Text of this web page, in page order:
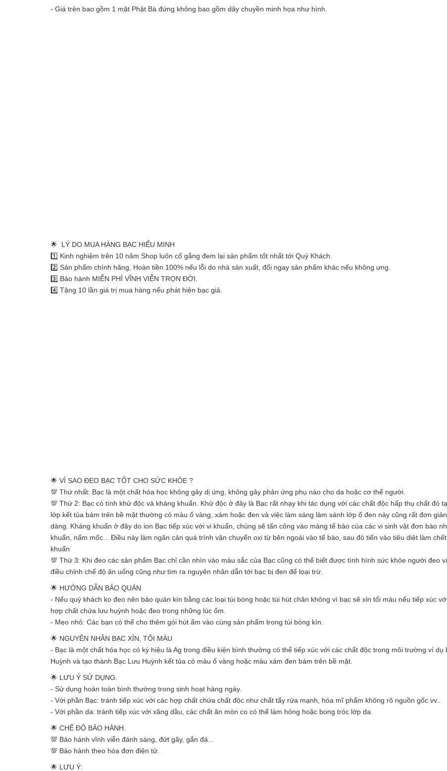
- Giá trên bao gồm 1 mặt Phật Bà đứng không bao gồm dây chuyền minh họa như hình.
🌟 LÝ DO MUA HÀNG BẠC HIỂU MINH
1️⃣ Kinh nghiệm trên 10 năm Shop luôn cố gắng đem lại sản phẩm tốt nhất tới Quý Khách.
2️⃣ Sản phẩm chính hãng, Hoàn tiền 100% nếu lỗi do nhà sản xuất, đổi ngay sản phẩm khác nếu không ưng.
3️⃣ Bảo hành MIỄN PHÍ VĨNH VIỄN TRỌN ĐỜI.
4️⃣ Tặng 10 lần giá trị mua hàng nếu phát hiện bạc giả.
🌟 VÌ SAO ĐEO BẠC TỐT CHO SỨC KHỎE ?
💯 Thứ nhất: Bạc là một chất hóa học không gây dị ứng, không gây phản ứng phụ nào cho da hoặc cơ thể người.
💯 Thứ 2: Bạc có tính khử độc và kháng khuẩn. Khử độc ở đây là Bạc rất nhạy khi tác dụng với các chất độc hấp thụ chất đó
lớp kết tủa bám trên bề mặt thường có màu ố vàng, xám hoặc đen và việc làm sáng làm sánh lớp ố đen này cũng rất đơn
dàng. Kháng khuẩn ở đây do ion Bạc tiếp xúc với vi khuẩn, chúng sẽ tấn công vào màng tế bào của các vi sinh vật đơn bào
khuẩn, nấm mốc... Điều này làm ngăn cản quá trình vận chuyển oxi từ bên ngoài vào tế bào, sau đó tiến vào tiêu diệt làm
khuẩn
💯 Thứ 3: Khi đeo các sản phẩm Bạc chỉ cần nhìn vào màu sắc của Bạc cũng có thể biết được tình hình sức khỏe người đeo
điều chỉnh chế độ ăn uống cũng như tìm ra nguyên nhân dẫn tới bạc bị đen để loại trừ.
🌟 HƯỚNG DẪN BẢO QUẢN
- Nếu quý khách ko đeo nên bảo quản kín bằng các loại túi bóng hoặc túi hút chân không vì bạc sẽ xỉn tối màu nếu tiếp xúc
hợp chất chứa lưu huỳnh hoặc đeo trong những lúc ốm.
- Mẹo nhỏ: Các bạn có thể cho thêm gói hút ẩm vào cùng sản phẩm trong túi bóng kín.
🌟 NGUYÊN NHÂN BẠC XỈN, TỐI MÀU
- Bạc là một chất hóa học có ký hiệu là Ag trong điều kiện bình thường có thể tiếp xúc với các chất độc trong môi trường ví dụ
Huỳnh và tạo thành Bạc Lưu Huỳnh kết tủa có màu ố vàng hoặc màu xám đen bám trên bề mặt.
🌟 LƯU Ý SỬ DỤNG.
- Sử dụng hoàn toàn bình thường trong sinh hoạt hàng ngày.
- Với phần Bạc: tránh tiếp xúc với các hợp chất chứa chất độc như chất tẩy rửa mạnh, hóa mĩ phẩm không rõ nguồn gốc vv..
- Với phần da: tránh tiếp xúc với xăng dầu, các chất ăn mòn co có thể làm hỏng hoặc bong tróc lớp da.
🌟 CHẾ ĐỘ BẢO HÀNH.
💯 Bảo hành vĩnh viễn đánh sáng, đứt gãy, gắn đá...
💯 Bảo hành theo hóa đơn điện tử.
🌟 LƯU Ý: